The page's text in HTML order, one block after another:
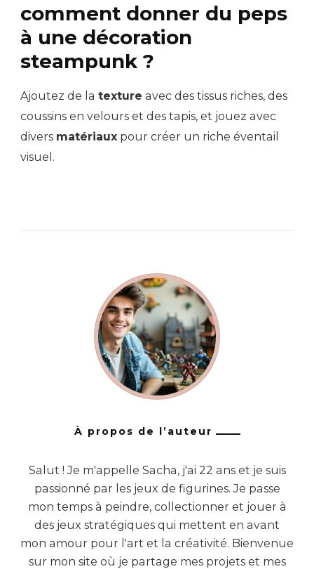
comment donner du peps
à une décoration
steampunk ?
Ajoutez de la texture avec des tissus riches, des
coussins en velours et des tapis, et jouez avec
divers matériaux pour créer un riche éventail
visuel.
À propos de l’auteur
Salut ! Je m'appelle Sacha, j'ai 22 ans et je suis
passionné par les jeux de figurines. Je passe
mon temps à peindre, collectionner et jouer à
des jeux stratégiques qui mettent en avant
mon amour pour l'art et la créativité. Bienvenue
sur mon site où je partage mes projets et mes